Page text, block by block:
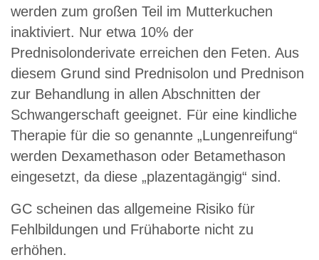
werden zum großen Teil im Mutterkuchen
inaktiviert. Nur etwa 10% der
Prednisolonderivate erreichen den Feten. Aus
diesem Grund sind Prednisolon und Prednison
zur Behandlung in allen Abschnitten der
Schwangerschaft geeignet. Für eine kindliche
Therapie für die so genannte „Lungenreifung“
werden Dexamethason oder Betamethason
eingesetzt, da diese „plazentagängig“ sind.
GC scheinen das allgemeine Risiko für
Fehlbildungen und Frühaborte nicht zu
erhöhen.